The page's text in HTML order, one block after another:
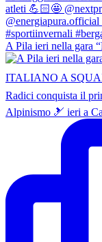
A Pila ieri nella gara
Alpinismo 🎿 ieri a